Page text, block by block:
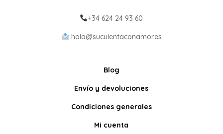
+34 624 24 93 60
hola@suculentaconamor.es
Blog
Envío y devoluciones
Condiciones generales
Mi cuenta